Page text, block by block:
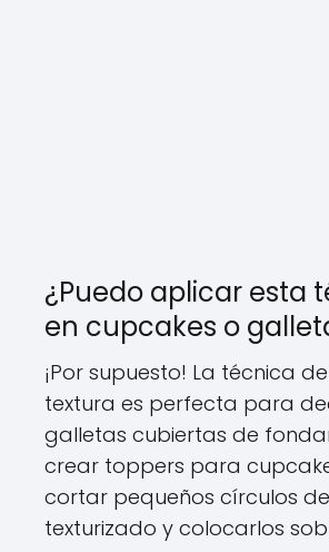
¿Puedo aplicar esta
en cupcakes o
¡Por supuesto! La técnica
textura es perfecta para
galletas cubiertas de
crear toppers para
cortar pequeños círculos
texturizado y colocarlos